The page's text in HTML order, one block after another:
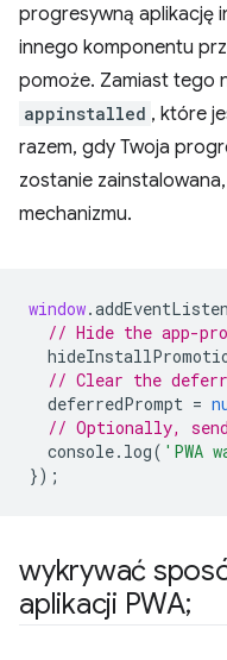
progresywną aplikację
innego komponentu
pomoże. Zamiast tego
appinstalled , które
razem, gdy Twoja
zostanie
mechanizmu.
window.
// Hide the app-
// Clear the
deferredPrompt =
// Optionally,
console. log( 'PWA
});
wykrywać
aplikacji PWA;